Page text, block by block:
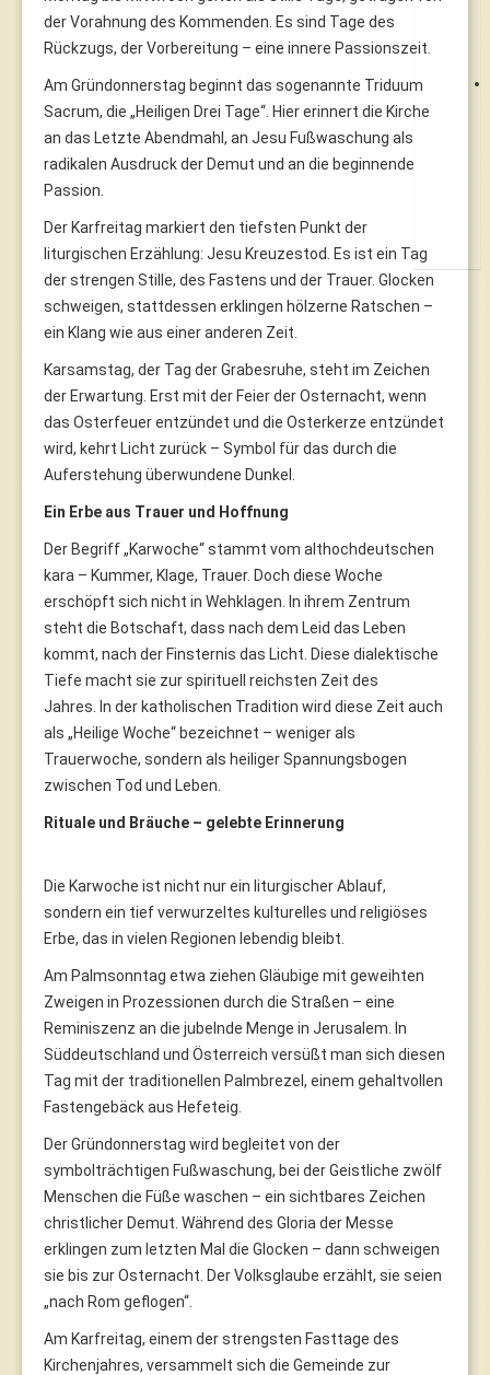
der Vorahnung des Kommenden. Es sind Tage des
Rückzugs, der Vorbereitung – eine innere Passionszeit.
Am Gründonnerstag beginnt das sogenannte Triduum
Sacrum, die „Heiligen Drei Tage“. Hier erinnert die Kirche
an das Letzte Abendmahl, an Jesu Fußwaschung als
radikalen Ausdruck der Demut und an die beginnende
Passion.
Der Karfreitag markiert den tiefsten Punkt der
liturgischen Erzählung: Jesu Kreuzestod. Es ist ein Tag
der strengen Stille, des Fastens und der Trauer. Glocken
schweigen, stattdessen erklingen hölzerne Ratschen –
ein Klang wie aus einer anderen Zeit.
Karsamstag, der Tag der Grabesruhe, steht im Zeichen
der Erwartung. Erst mit der Feier der Osternacht, wenn
das Osterfeuer entzündet und die Osterkerze entzündet
wird, kehrt Licht zurück – Symbol für das durch die
Auferstehung überwundene Dunkel.
Ein Erbe aus Trauer und Hoffnung
Der Begriff „Karwoche“ stammt vom althochdeutschen
kara – Kummer, Klage, Trauer. Doch diese Woche
erschöpft sich nicht in Wehklagen. In ihrem Zentrum
steht die Botschaft, dass nach dem Leid das Leben
kommt, nach der Finsternis das Licht. Diese dialektische
Tiefe macht sie zur spirituell reichsten Zeit des
Jahres. In der katholischen Tradition wird diese Zeit auch
als „Heilige Woche“ bezeichnet – weniger als
Trauerwoche, sondern als heiliger Spannungsbogen
zwischen Tod und Leben.
Rituale und Bräuche – gelebte Erinnerung
Die Karwoche ist nicht nur ein liturgischer Ablauf,
sondern ein tief verwurzeltes kulturelles und religiöses
Erbe, das in vielen Regionen lebendig bleibt.
Am Palmsonntag etwa ziehen Gläubige mit geweihten
Zweigen in Prozessionen durch die Straßen – eine
Reminiszenz an die jubelnde Menge in Jerusalem. In
Süddeutschland und Österreich versüßt man sich diesen
Tag mit der traditionellen Palmbrezel, einem gehaltvollen
Fastengebäck aus Hefeteig.
Der Gründonnerstag wird begleitet von der
symbolträchtigen Fußwaschung, bei der Geistliche zwölf
Menschen die Füße waschen – ein sichtbares Zeichen
christlicher Demut. Während des Gloria der Messe
erklingen zum letzten Mal die Glocken – dann schweigen
sie bis zur Osternacht. Der Volksglaube erzählt, sie seien
„nach Rom geflogen“.
Am Karfreitag, einem der strengsten Fasttage des
Kirchenjahres, versammelt sich die Gemeinde zur